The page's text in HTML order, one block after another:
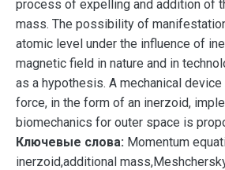
process of expelling and addition of
mass. The possibility of
atomic level under the influence of
magnetic field in nature and in
as a hypothesis. A mechanical
force, in the form of an inerzoid,
biomechanics for outer space is
Ключевые слова: Momentum
inerzoid,additional